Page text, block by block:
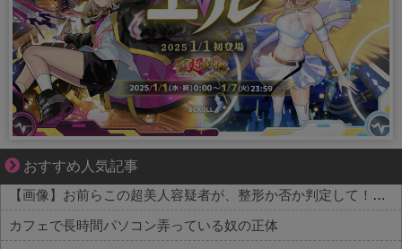
おすすめ人気記事
知らない土地で、主婦は孤独になる
【画像】お前らこの超美人容疑者が、整形か否か判定して！！→画像がこちらw w w w w w w w w w
カフェで長時間パソコン弄っている奴の正体